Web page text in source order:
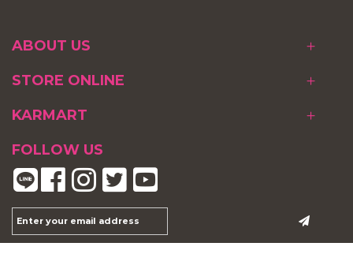
ABOUT US
STORE ONLINE
KARMART
FOLLOW US